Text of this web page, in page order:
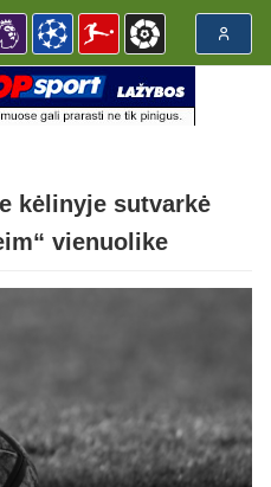
kėlinyje sutvarkė
vienuolike